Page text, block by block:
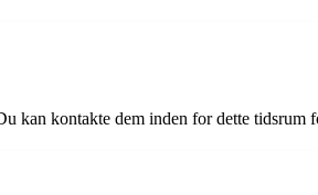
kontakte dem inden for dette tidsrum